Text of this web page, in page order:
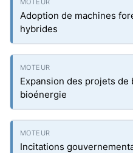
Adoption de machines
hybrides
Expansion des projets de
bioénergie
Incitations